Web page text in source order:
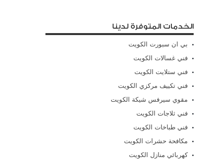
الخدمات المتوفرة لدينا
بي ان سبورت الكويت
فني غسالات الكويت
فني ستلايت الكويت
فني تكييف مركزي الكويت
مقوي سيرفس شيكة الكويت
فني ثلاجات الكويت
فني طباخات الكويت
مكافحة حشرات الكويت
كهربائي منازل الكويت